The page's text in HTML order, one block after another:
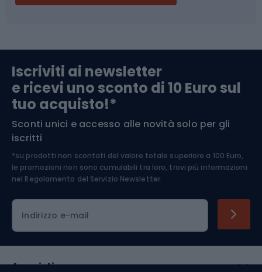
Abbigliamento da escursionismo
Componenti per biciclette
Arrampicata
Medicina dello sport
Abbigliamento ciclistico
Iscriviti ai newsletter
e ricevi uno sconto di 10 Euro sul
tuo acquisto!*
Sconti unici e accesso alle novità solo per gli
iscritti
*su prodotti non scontati del valore totale superiore a 100 Euro,
le promozioni non sono cumulabili tra loro, trovi più informazioni
nel Regolamento del Servizio Newsletter.
Indirizzo e-mail
Acquisti